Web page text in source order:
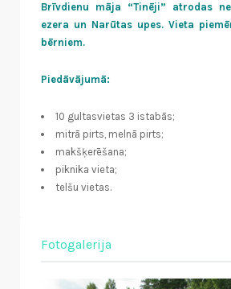
Brīvdienu māja “Tinēji” atrodas
ezera un Narūtas upes. Vieta
bērniem.
Piedāvājumā:
10 gultasvietas 3 istabās;
mitrā pirts, melnā pirts;
makšķerēšana;
piknika vieta;
telšu vietas.
Fotogalerija